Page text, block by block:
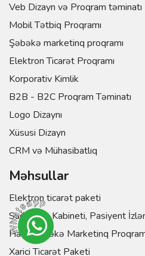
Veb Dizayn və Proqram təminatı
Mobil Tətbiq Proqramı
Şəbəkə marketinq proqramı
Elektron Ticarət Proqramı
Korporativ Kimlik
B2B - B2C Proqram Təminatı
Logo Dizaynı
Xüsusi Dizayn
CRM və Mühasibatlıq
Məhsullar
Elektron ticarət paketi
Sağlamlıq Kabineti, Pasiyent
Hazır Şəbəkə Marketinq
Xarici Ticarət Paketi